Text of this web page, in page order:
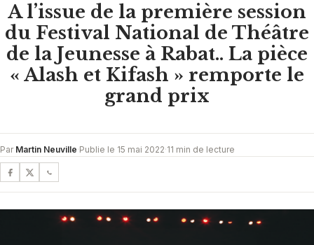
A l’issue de la première session
du Festival National de Théâtre
de la Jeunesse à Rabat.. La pièce
« Alash et Kifash » remporte le
grand prix
Par Martin Neuville·Publie le 15 mai 2022·11 min de lecture